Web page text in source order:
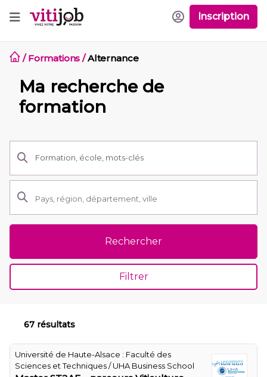
Inscription
/Formations /Alternance
Ma recherche de
formation
Rechercher
Filtrer
67 résultats
Université de Haute-Alsace : Faculté des
Sciences et Techniques / UHA Business School